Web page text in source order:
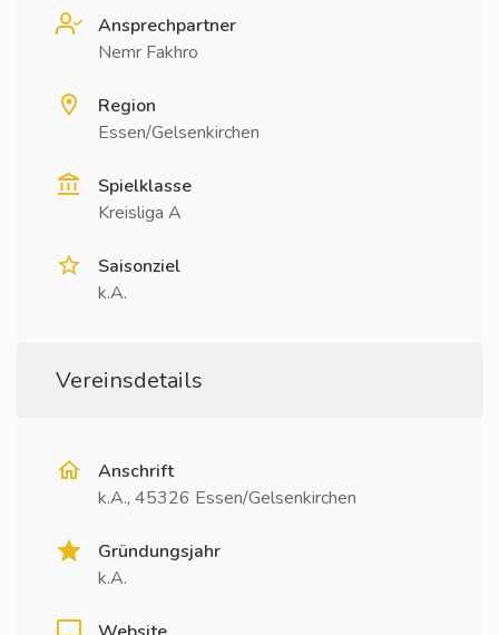
Ansprechpartner
Nemr Fakhro
Region
Essen/Gelsenkirchen
Spielklasse
Kreisliga A
Saisonziel
k.A.
Vereinsdetails
Anschrift
k.A., 45326 Essen/Gelsenkirchen
Gründungsjahr
k.A.